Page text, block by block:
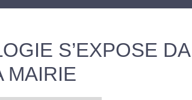
S’EXPOSE
MAIRIE